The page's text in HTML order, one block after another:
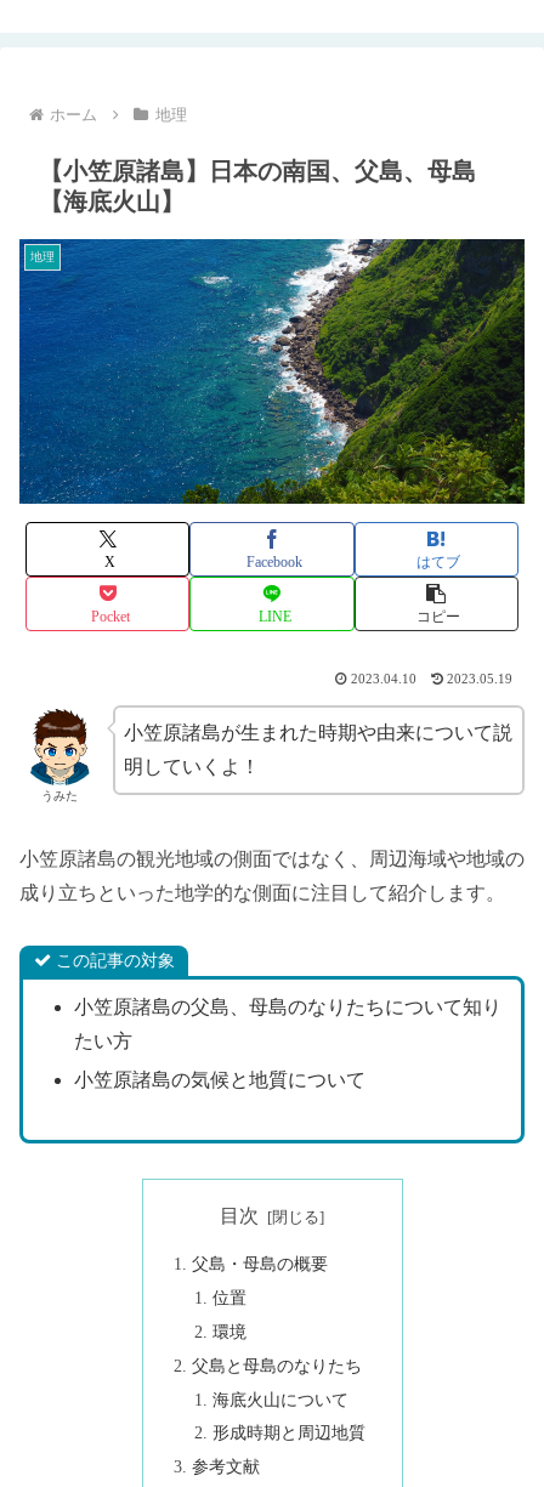
ホーム 地理
【小笠原諸島】日本の南国、父島、母島
【海底火山】
地理
X Facebook はてブ
Pocket LINE コピー
2023.04.10 2023.05.19
うみた
小笠原諸島が生まれた時期や由来について説
明していくよ！
小笠原諸島の観光地域の側面ではなく、周辺海域や地域の
成り立ちといった地学的な側面に注目して紹介します。
この記事の対象
小笠原諸島の父島、母島のなりたちについて知り
たい方
小笠原諸島の気候と地質について
目次
父島・母島の概要
位置
環境
父島と母島のなりたち
海底火山について
形成時期と周辺地質
参考文献